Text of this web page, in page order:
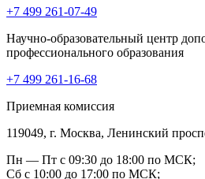
+7 499 261-07-49
Научно-образовательный центр
профессионального образования
+7 499 261-16-68
Приемная комиссия
119049, г. Москва, Ленинский
Пн — Пт с 09:30 до 18:00 по МСК;
Сб с 10:00 до 17:00 по МСК;